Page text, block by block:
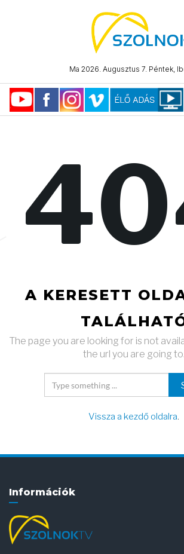
Ma 2026. Augusztus 7. Péntek,
A KERESETT
The page you are looking for is not
the url you are going to.
Vissza a kezdő oldalra.
Információk